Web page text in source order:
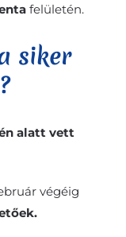
felületén.
siker
alatt vett
végéig